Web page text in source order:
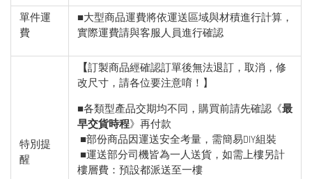
單件運
費
■大型商品運費將依運送區域與材積進行計算，
實際運費請與客服人員進行確認
特別提
醒
【訂製商品經確認訂單後無法退訂，取消，修
改尺寸，請各位要注意唷！】
■各類型產品交期均不同，購買前請先確認《最
早交貨時程》再付款
■部份商品因運送安全考量，需簡易DIY組裝
■運送部分司機皆為一人送貨，如需上樓另計
樓層費：預設都派送至一樓